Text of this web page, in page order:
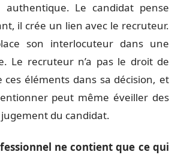
Le candidat pense
il crée un lien avec le recruteur.
son interlocuteur dans une
Le recruteur n’a pas le droit de
éléments dans sa décision, et
peut même éveiller des
du candidat.
ne contient que ce qui